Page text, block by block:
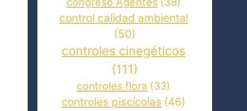
control calidad ambiental
(50)
controles cinegéticos
(111)
controles flora (33)
controles piscícolas (46)